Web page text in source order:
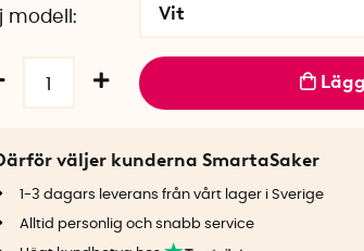
modell Vit
väljer kunderna SmartaSaker
1-3 dagars leverans från vårt lager i Sverige
Alltid personlig och snabb service